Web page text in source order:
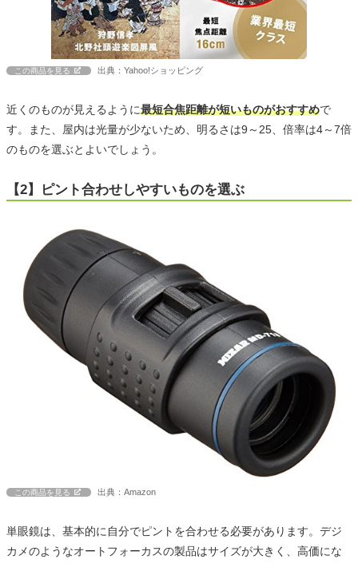
この商品を見る 出典：Yahoo!ショッピング
近くのものが見えるように最短合焦距離が短いものがおすすめで
す。また、屋内は光量が少ないため、明るさは9～25、倍率は4～7倍
のものを選ぶとよいでしょう。
【2】ピント合わせしやすいものを選ぶ
この商品を見る 出典：Amazon
単眼鏡は、基本的に自分でピントを合わせる必要があります。デジ
カメのようなオートフォーカスの製品はサイズが大きく、高価にな